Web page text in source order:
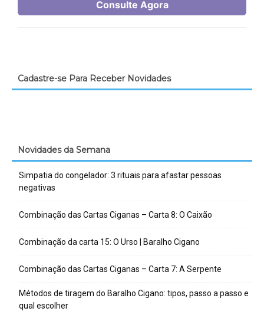
Cadastre-se Para Receber Novidades
Novidades da Semana
Simpatia do congelador: 3 rituais para afastar pessoas
negativas
Combinação das Cartas Ciganas – Carta 8: O Caixão
Combinação da carta 15: O Urso | Baralho Cigano
Combinação das Cartas Ciganas – Carta 7: A Serpente
Métodos de tiragem do Baralho Cigano: tipos, passo a passo e
qual escolher